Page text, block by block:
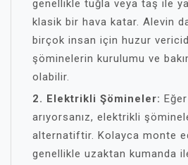
genellikle tuğla veya taş ile
klasik bir hava katar. Alevin
birçok insan için huzur
şöminelerin kurulumu ve
olabilir.
2. Elektrikli Şömineler:
arıyorsanız, elektrikli
alternatiftir. Kolayca monte
genellikle uzaktan kumanda